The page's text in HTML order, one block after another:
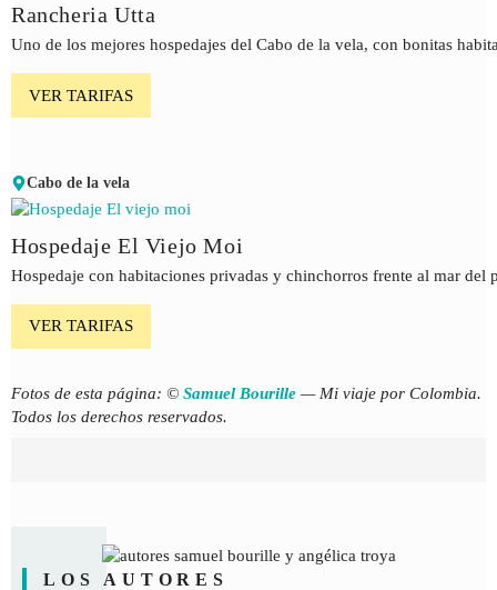
Rancheria Utta
Uno de los mejores hospedajes del Cabo de la vela, con bonitas
VER TARIFAS
Cabo de la vela
Hospedaje El Viejo Moi
Hospedaje con habitaciones privadas y chinchorros frente al mar del
VER TARIFAS
Fotos de esta página: © Samuel Bourille — Mi viaje por Colombia.
Todos los derechos reservados.
LOS AUTORES